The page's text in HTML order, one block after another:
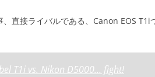
直接ライバルである、Canon EOS T1i
T1i vs. Nikon D5000… fight!